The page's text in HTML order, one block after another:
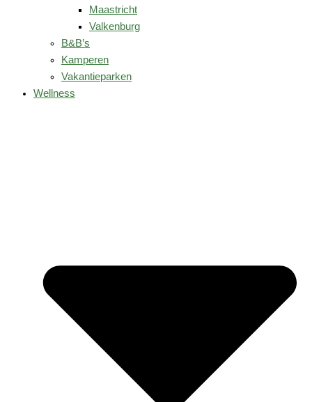
Maastricht
Valkenburg
B&B’s
Kamperen
Vakantieparken
Wellness